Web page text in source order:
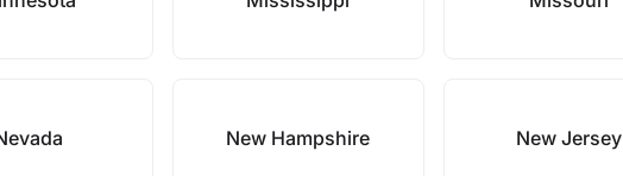
New Hampshire New Jersey